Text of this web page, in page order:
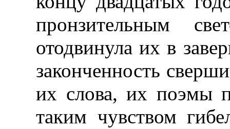
пронзительным
отодвинула их в
законченность
их слова, их поэмы
таким чувством